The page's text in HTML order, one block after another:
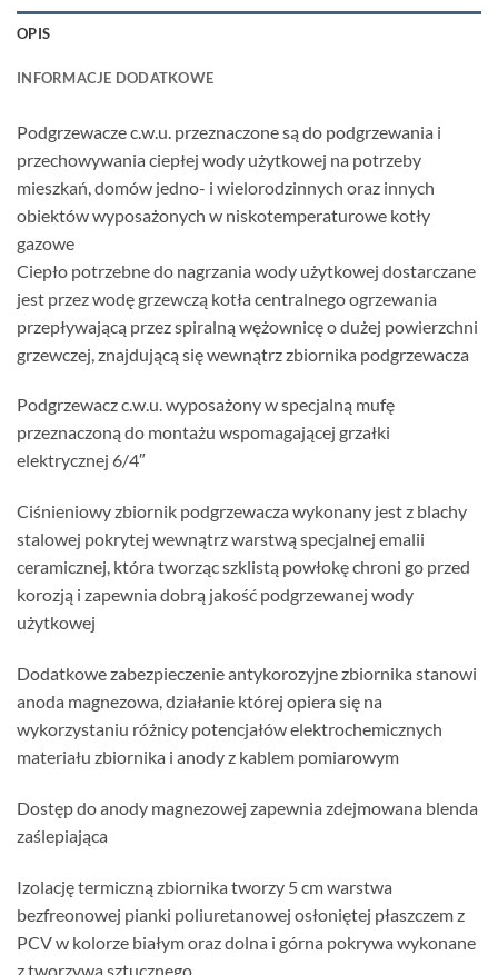
OPIS
INFORMACJE DODATKOWE
Podgrzewacze c.w.u. przeznaczone są do podgrzewania i
przechowywania ciepłej wody użytkowej na potrzeby
mieszkań, domów jedno- i wielorodzinnych oraz innych
obiektów wyposażonych w niskotemperaturowe kotły
gazowe
Ciepło potrzebne do nagrzania wody użytkowej dostarczane
jest przez wodę grzewczą kotła centralnego ogrzewania
przepływającą przez spiralną wężownicę o dużej powierzchni
grzewczej, znajdującą się wewnątrz zbiornika podgrzewacza
Podgrzewacz c.w.u. wyposażony w specjalną mufę
przeznaczoną do montażu wspomagającej grzałki
elektrycznej 6/4″
Ciśnieniowy zbiornik podgrzewacza wykonany jest z blachy
stalowej pokrytej wewnątrz warstwą specjalnej emalii
ceramicznej, która tworząc szklistą powłokę chroni go przed
korozją i zapewnia dobrą jakość podgrzewanej wody
użytkowej
Dodatkowe zabezpieczenie antykorozyjne zbiornika stanowi
anoda magnezowa, działanie której opiera się na
wykorzystaniu różnicy potencjałów elektrochemicznych
materiału zbiornika i anody z kablem pomiarowym
Dostęp do anody magnezowej zapewnia zdejmowana blenda
zaślepiająca
Izolację termiczną zbiornika tworzy 5 cm warstwa
bezfreonowej pianki poliuretanowej osłoniętej płaszczem z
PCV w kolorze białym oraz dolna i górna pokrywa wykonane
z tworzywa sztucznego